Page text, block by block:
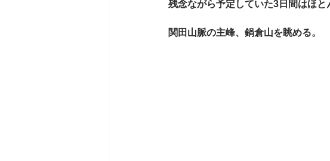
残念ながら予定していた3日間はほと
関田山脈の主峰、鍋倉山を眺める。